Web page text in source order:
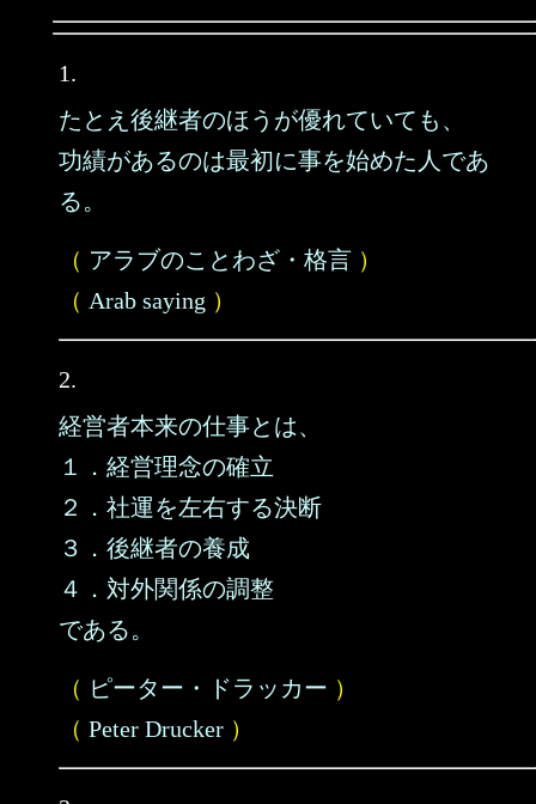
1.
たとえ後継者のほうが優れていても、
功績があるのは最初に事を始めた人であ
る。
（ アラブのことわざ・格言 ）
（ Arab saying ）
2.
経営者本来の仕事とは、
１．経営理念の確立
２．社運を左右する決断
３．後継者の養成
４．対外関係の調整
である。
（ ピーター・ドラッカー ）
（ Peter Drucker ）